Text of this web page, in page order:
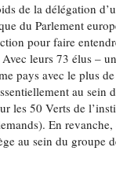
de la délégation
du Parlement
pour faire
leurs 73 élus –
pays avec le plus
au sein
les 50 Verts de
En
au sein du groupe